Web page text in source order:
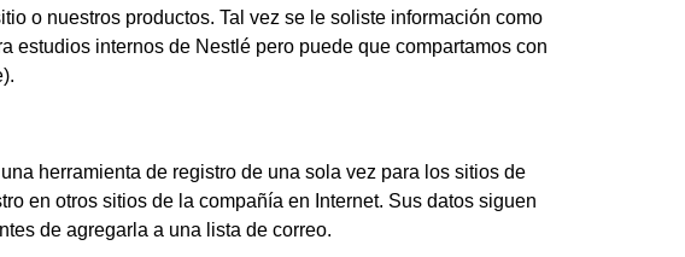
o nuestros productos. Tal vez se le soliste información como
estudios internos de Nestlé pero puede que compartamos con
herramienta de registro de una sola vez para los sitios de
en otros sitios de la compañía en Internet. Sus datos siguen
de agregarla a una lista de correo.